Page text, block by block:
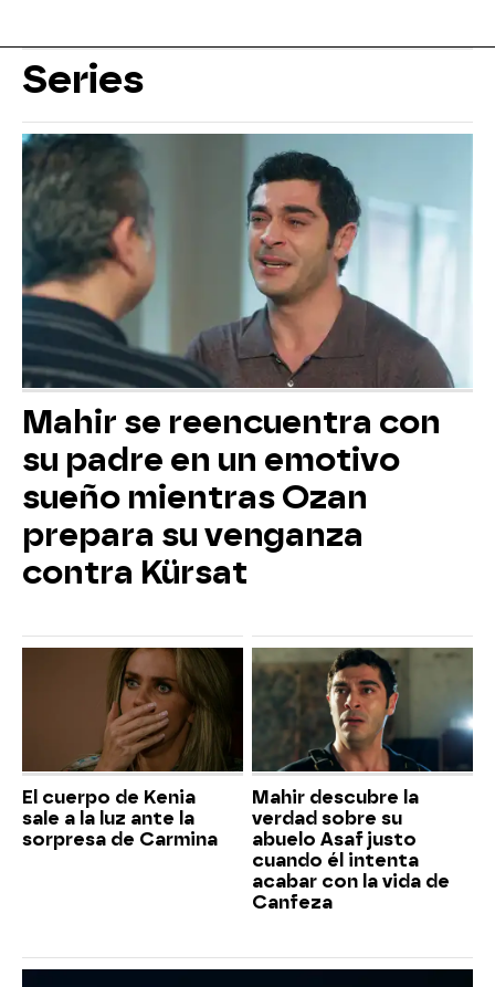
Series
Mahir se reencuentra con
su padre en un emotivo
sueño mientras Ozan
prepara su venganza
contra Kürsat
El cuerpo de Kenia
sale a la luz ante la
sorpresa de Carmina
Mahir descubre la
verdad sobre su
abuelo Asaf justo
cuando él intenta
acabar con la vida de
Canfeza